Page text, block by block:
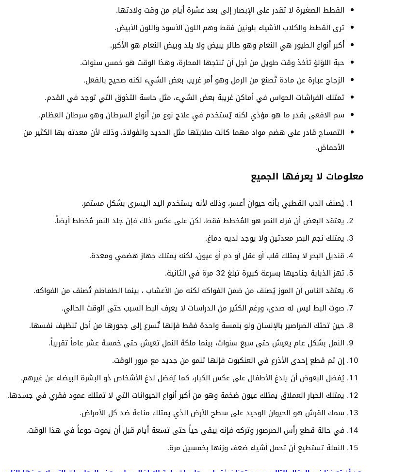
القطط الصغيرة لا تقدر على الإبصار إلى بعد عشرة أيام من وقت ولادتها.
ترى القطط والكلاب الأشياء بلونين فقط وهم اللون الأسود واللون الأبيض.
أكبر أنواع الطيور هي النعام وهو طائر يبيض ولا يلد وبيض النعام هو الأكبر.
حبة اللؤلؤ تأخذ وقت طويل من أجل أن تنتجها المحارة، وهذا الوقت هو خمس سنوات.
الزجاج عبارة عن مادة تُصنع من الرمل وهو أمر غريب بعض الشيء لكنه صحيح بالفعل.
تمتلك الفراشات الحواس في أماكن غريبة بعض الشيء، مثل حاسة التذوق التي توجد في القدم.
سم الافعى بقدر ما هو مؤذي لكنه يٌستخدم في علاج نوع من أنواع السرطان وهو سرطان العظام.
التمساح قادر على هضم مواد مهما كانت صلابتها مثل الحديد والفولاذ، وذلك لأن معدته بها الكثير من
الأحماض.
معلومات لا يعرفها الجميع
يًصنف الدب القطبي بأنه حيوان أعسر، وذلك لأنه يستخدم اليد اليسرى بشكل مستمر.
يعتقد البعض أن فراء النمر هو المُخطط فقط، لكن على عكس ذلك فإن جلد النمر مُخطط أيضاً.
يمتلك نجم البحر معدتين ولا يوجد لديه دماغ.
قنديل البحر لا يمتلك قلب أو عقل أو دم أو عيون، لكنه يمتلك جهاز هضمي ومعدة.
تهز الذبابة جناحيها بسرعة كبيرة تبلغ 32 مرة في الثانية.
يعتقد الناس أن الموز يُصنف من ضمن الفواكه لكنه من الأعشاب ، بينما الطماطم تُصنف من الفواكه.
صوت البط ليس له صدى، ورغم الكثير من الدراسات لا يعرف البط السبب حتى الوقت الحالي.
حين تحتك الصراصير بالإنسان ولو بلمسة واحدة فقط فإنها تٌسرع إلى جحورها من أجل تنظيف نفسها.
النمل بشكل عام يعيش حتى سبع سنوات، بينما ملكة النمل تعيش حتى خمسة عشر عاماً تقريباً.
إن تم قطع إحدى الأذرع في العنكبوت فإنها تنمو من جديد مع مرور الوقت.
يُفضل البعوض أن يلدغ الأطفال على عكس الكبار، كما يُفضل لدغ الأشخاص ذو البشرة البيضاء عن غيرهم.
يمتلك الحبار العملاق يمتلك عيون ضخمة وهو من أكبر أنواع الحيوانات التي لا تمتلك عمود فقري في جسدها.
سمك القرش هو الحيوان الوحيد على سطح الأرض الذي يمتلك مناعة ضد كل الأمراض.
في حالة قطع رأس الصرصور وتركه فإنه يبقى حياً حتى تسعة أيام قبل أن يموت جوعاً في هذا الوقت.
النملة تستطيع أن تحمل أشياء ضعف وزنها بخمسين مرة.